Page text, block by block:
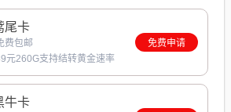
尾卡
费包邮
元260G支持结转黄金速率
免费申请
牛卡